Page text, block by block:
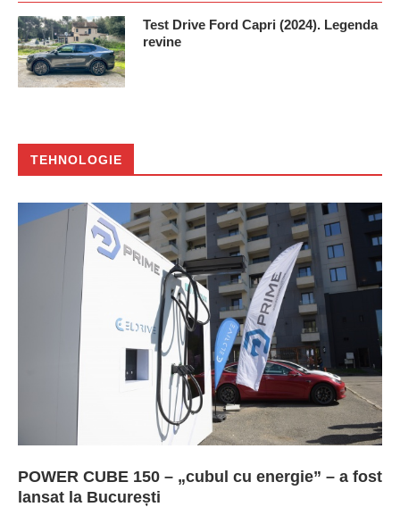
Test Drive Ford Capri (2024). Legenda
revine
TEHNOLOGIE
POWER CUBE 150 – „cubul cu energie” – a fost
lansat la București